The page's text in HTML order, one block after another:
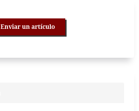
Enviar un artículo